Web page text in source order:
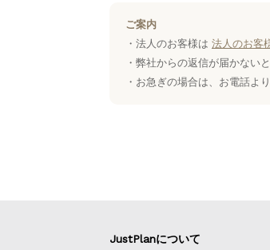
ご案内
・法人のお客様は 法人のお客
・弊社からの返信が届かない
・お急ぎの場合は、お電話よ
JustPlanについて